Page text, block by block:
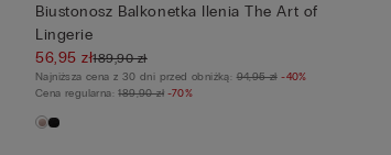
Biustonosz Balkonetka Ilenia The Art of
Lingerie
56,95 zł189,90 zł
Najniższa cena z 30 dni przed obniżką:94,95 zł -40%
Cena regularna:189,90 zł -70%